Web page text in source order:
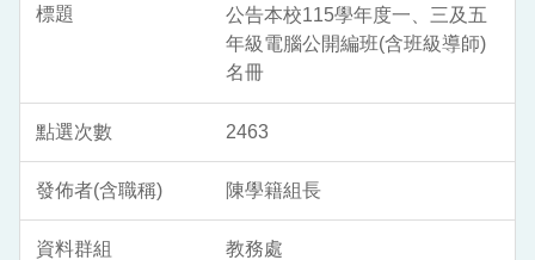
公告本校115學年度一、三及五
年級電腦公開編班(含班級導師)
名冊
2463
陳學籍組長
教務處